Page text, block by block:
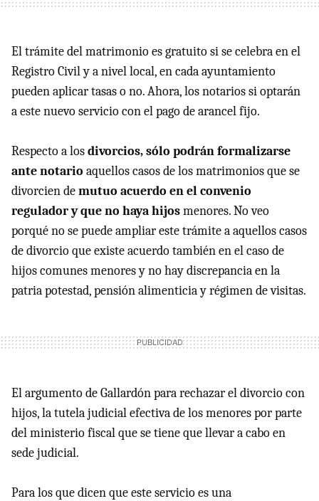
El trámite del matrimonio es gratuito si se celebra en el
Registro Civil y a nivel local, en cada ayuntamiento
pueden aplicar tasas o no. Ahora, los notarios si optarán
a este nuevo servicio con el pago de arancel fijo.
Respecto a losdivorcios, sólo podrán formalizarse
ante notario aquellos casos de los matrimonios que se
divorcien demutuo acuerdo en el convenio
regulador y que no haya hijosmenores. No veo
porqué no se puede ampliar este trámite a aquellos casos
de divorcio que existe acuerdo también en el caso de
hijos comunes menores y no hay discrepancia en la
patria potestad, pensión alimenticia y régimen de visitas.
El argumento de Gallardón para rechazar el divorcio con
hijos, la tutela judicial efectiva de los menores por parte
del ministerio fiscal que se tiene que llevar a cabo en
sede judicial.
Para los que dicen que este servicio es una